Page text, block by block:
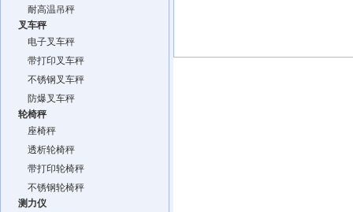
耐高温吊秤
叉车秤
电子叉车秤
带打印叉车秤
不锈钢叉车秤
防爆叉车秤
轮椅秤
座椅秤
透析轮椅秤
带打印轮椅秤
不锈钢轮椅秤
测力仪